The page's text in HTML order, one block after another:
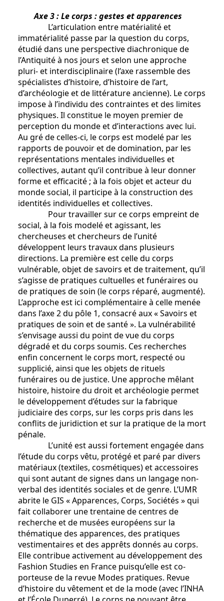
Axe 3 : Le corps : gestes et apparences
L’articulation entre matérialité et
immatérialité passe par la question du corps,
étudié dans une perspective diachronique de
l’Antiquité à nos jours et selon une approche
pluri- et interdisciplinaire (l’axe rassemble des
spécialistes d’histoire, d’histoire de l’art,
d’archéologie et de littérature ancienne). Le corps
impose à l’individu des contraintes et des limites
physiques. Il constitue le moyen premier de
perception du monde et d’interactions avec lui.
Au gré de celles-ci, le corps est modelé par les
rapports de pouvoir et de domination, par les
représentations mentales individuelles et
collectives, autant qu’il contribue à leur donner
forme et efficacité ; à la fois objet et acteur du
monde social, il participe à la construction des
identités individuelles et collectives.
Pour travailler sur ce corps empreint de
social, à la fois modelé et agissant, les
chercheuses et chercheurs de l’unité
développent leurs travaux dans plusieurs
directions. La première est celle du corps
vulnérable, objet de savoirs et de traitement, qu’il
s’agisse de pratiques cultuelles et funéraires ou
de pratiques de soin (le corps réparé, augmenté).
L’approche est ici complémentaire à celle menée
dans l’axe 2 du pôle 1, consacré aux « Savoirs et
pratiques de soin et de santé ». La vulnérabilité
s’envisage aussi du point de vue du corps
dégradé et du corps soumis. Ces recherches
enfin concernent le corps mort, respecté ou
supplicié, ainsi que les objets de rituels
funéraires ou de justice. Une approche mêlant
histoire, histoire du droit et archéologie permet
le développement d’études sur la fabrique
judiciaire des corps, sur les corps pris dans les
conflits de juridiction et sur la pratique de la mort
pénale.
L’unité est aussi fortement engagée dans
l’étude du corps vêtu, protégé et paré par divers
matériaux (textiles, cosmétiques) et accessoires
qui sont autant de signes dans un langage non-
verbal des identités sociales et de genre. L’UMR
abrite le GIS « Apparences, Corps, Sociétés » qui
fait collaborer une trentaine de centres de
recherche et de musées européens sur la
thématique des apparences, des pratiques
vestimentaires et des apprêts donnés au corps.
Elle contribue activement au développement des
Fashion Studies en France puisqu’elle est co-
porteuse de la revue Modes pratiques. Revue
d’histoire du vêtement et de la mode (avec l’INHA